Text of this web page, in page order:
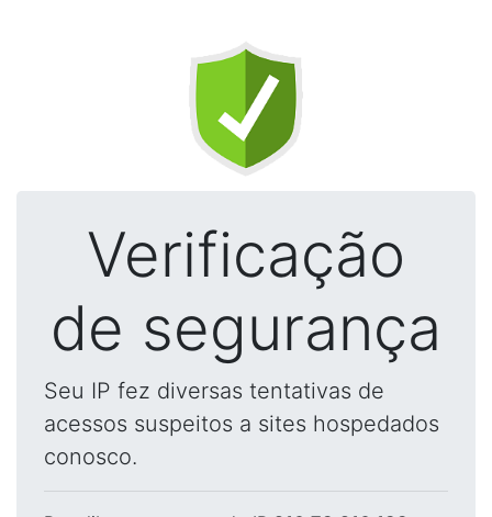
Verificação
de segurança
Seu IP fez diversas tentativas de
acessos suspeitos a sites hospedados
conosco.